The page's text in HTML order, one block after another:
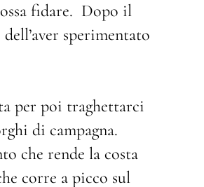
fidare. Dopo il
sperimentato
per poi traghettarci
di campagna.
che rende la costa
corre a picco sul